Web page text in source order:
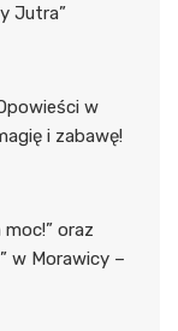
Jutra”
w
i zabawę!
moc!” oraz
w Morawicy –